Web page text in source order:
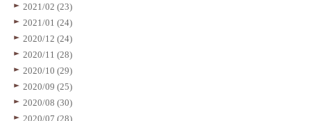
2021/02 (23)
2021/01 (24)
2020/12 (24)
2020/11 (28)
2020/10 (29)
2020/09 (25)
2020/08 (30)
2020/07 (28)